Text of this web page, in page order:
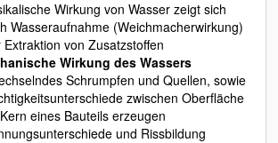
Wirkung von Wasser zeigt sich
Wasseraufnahme (Weichmacherwirkung)
Extraktion von Zusatzstoffen
Wirkung des Wassers
Schrumpfen und Quellen, sowie
zwischen Oberfläche
eines Bauteils erzeugen
und Rissbildung